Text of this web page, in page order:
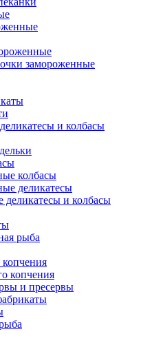
замороженные
и колбасы
колбасы
деликатесы
и колбасы
рыба
копчения
копчения
и пресервы